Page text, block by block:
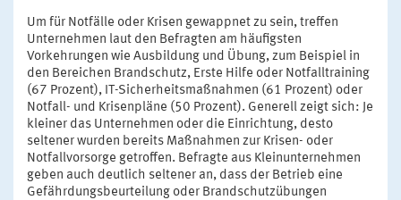
Um für Notfälle oder Krisen gewappnet zu sein, treffen
Unternehmen laut den Befragten am häufigsten
Vorkehrungen wie Ausbildung und Übung, zum Beispiel in
den Bereichen Brandschutz, Erste Hilfe oder Notfalltraining
(67 Prozent), IT-Sicherheitsmaßnahmen (61 Prozent) oder
Notfall- und Krisenpläne (50 Prozent). Generell zeigt sich: Je
kleiner das Unternehmen oder die Einrichtung, desto
seltener wurden bereits Maßnahmen zur Krisen- oder
Notfallvorsorge getroffen. Befragte aus Kleinunternehmen
geben auch deutlich seltener an, dass der Betrieb eine
Gefährdungsbeurteilung oder Brandschutzübungen